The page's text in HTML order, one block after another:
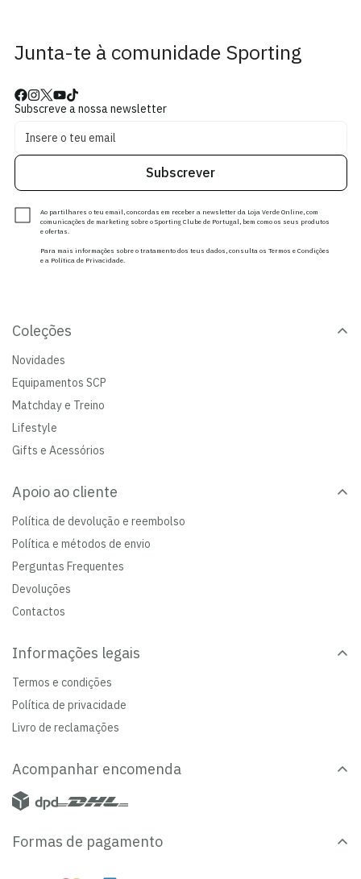
Junta-te à comunidade Sporting
Subscreve a nossa newsletter
Subscrever
Ao partilhares o teu email, concordas em receber a newsletter da Loja Verde Online, com
comunicações de marketing sobre o Sporting Clube de Portugal, bem como os seus produtos
e ofertas.
Para mais informações sobre o tratamento dos teus dados, consulta os Termos e Condições
e a Política de Privacidade.
Coleções
Novidades
Equipamentos SCP
Matchday e Treino
Lifestyle
Gifts e Acessórios
Apoio ao cliente
Política de devolução e reembolso
Política e métodos de envio
Perguntas Frequentes
Devoluções
Contactos
Informações legais
Termos e condições
Política de privacidade
Livro de reclamações
Acompanhar encomenda
Formas de pagamento